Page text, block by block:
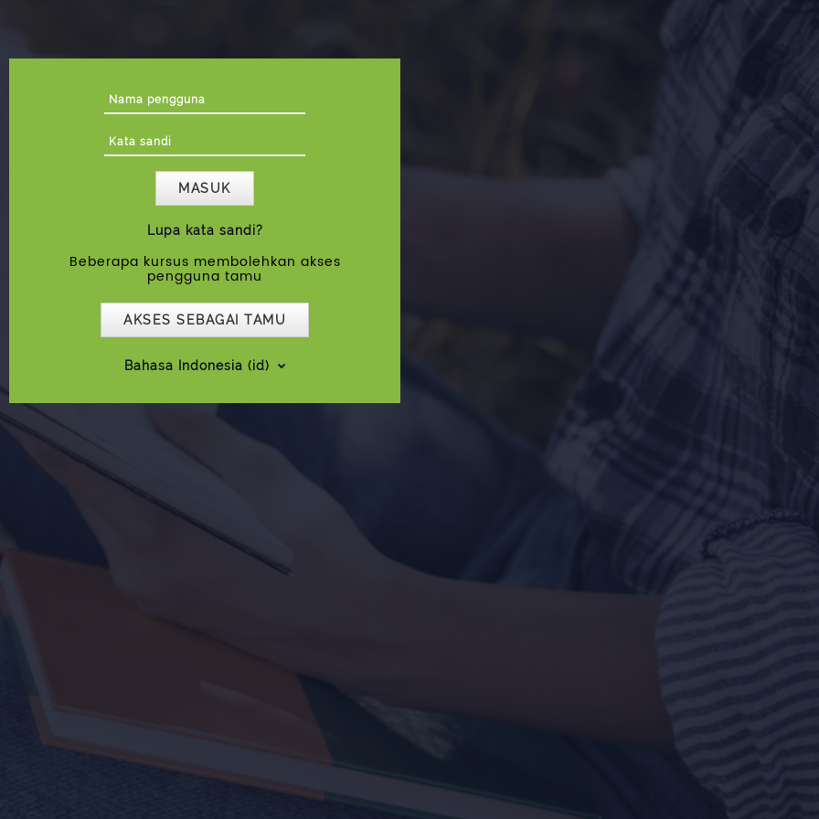
Nama pengguna
MASUK
Lupa kata sandi?
Beberapa kursus membolehkan akses
pengguna tamu
AKSES SEBAGAI TAMU
Bahasa Indonesia ‎(id)‎